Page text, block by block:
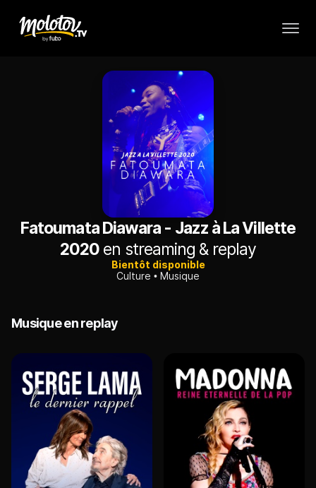
Fatoumata Diawara - Jazz à La Villette
2020 en streaming & replay
Bientôt disponible
Culture
Musique
Musique en replay